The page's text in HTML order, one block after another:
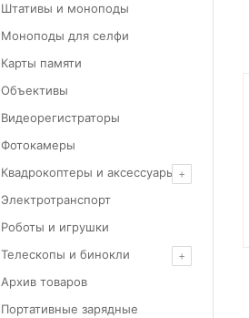
Штативы и моноподы
Моноподы для селфи
Карты памяти
Объективы
Видеорегистраторы
Фотокамеры
Квадрокоптеры и аксессуары
Электротранспорт
Роботы и игрушки
Телескопы и бинокли
Архив товаров
Портативные зарядные